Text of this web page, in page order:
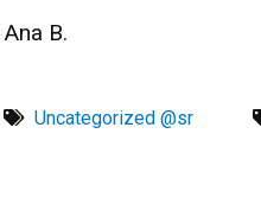
Ana B.
Uncategorized @sr